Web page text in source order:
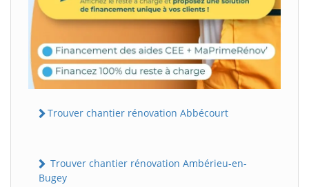
Trouver chantier rénovation Abbécourt
Trouver chantier rénovation Ambérieu-en-
Bugey